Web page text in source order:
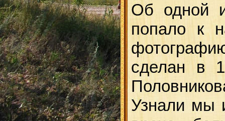
Об одной
попало к
сделан в
Узнали мы